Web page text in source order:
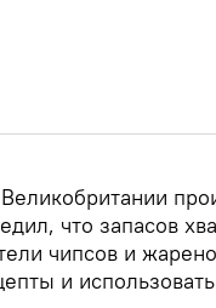
что запасов
чипсов и
и